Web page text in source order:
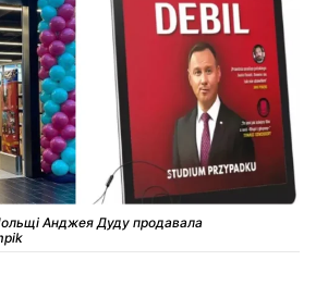
Анджея Дуду продавала